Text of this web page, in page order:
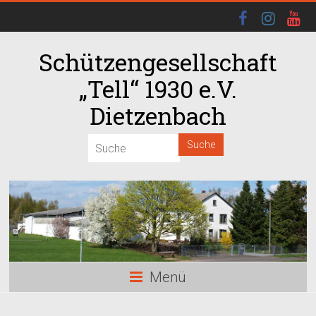
Schützengesellschaft
„Tell“ 1930 e.V.
Dietzenbach
Menü
02:00
04:00